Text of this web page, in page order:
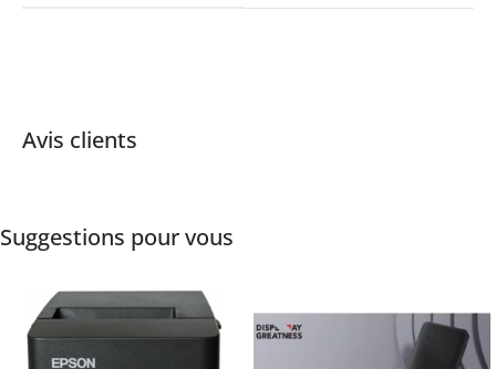
Avis clients
Suggestions pour vous